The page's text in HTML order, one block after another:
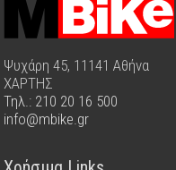
Ψυχάρη 45, 11141 Αθήνα
ΧΑΡΤΗΣ
Τηλ.: 210 20 16 500
info@mbike.gr